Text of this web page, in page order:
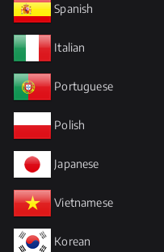
Spanish
Italian
Portuguese
Polish
Japanese
Vietnamese
Korean